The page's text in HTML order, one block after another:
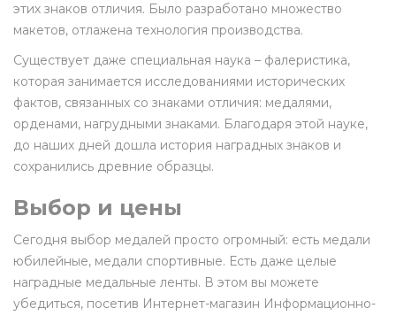
этих знаков отличия. Было разработано множество
макетов, отлажена технология производства.
Существует даже специальная наука – фалеристика,
которая занимается исследованиями исторических
фактов, связанных со знаками отличия: медалями,
орденами, нагрудными знаками. Благодаря этой науке,
до наших дней дошла история наградных знаков и
сохранились древние образцы.
Выбор и цены
Сегодня выбор медалей просто огромный: есть медали
юбилейные, медали спортивные. Есть даже целые
наградные медальные ленты. В этом вы можете
убедиться, посетив Интернет-магазин Информационно-